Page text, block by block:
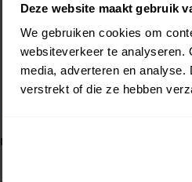
Deze website maakt gebruik
We gebruiken cookies om
websiteverkeer te analyseren.
media, adverteren en
verstrekt of die ze hebben